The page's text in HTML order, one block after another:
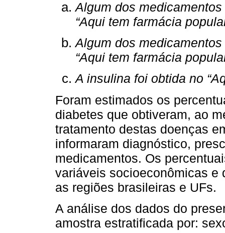
Algum dos
“Aqui tem farmácia
Algum dos
“Aqui tem farmácia
A insulina foi obtida no
Foram estimados os
diabetes que obtiveram, ao
tratamento destas doenças
informaram diagnóstico,
medicamentos. Os
variáveis socioeconômicas e
as regiões brasileiras e UFs.
A análise dos dados do
amostra estratificada por: